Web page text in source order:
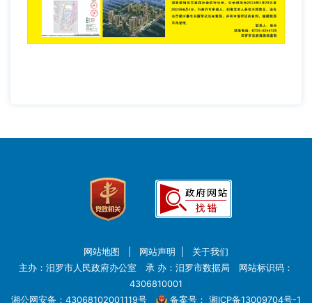
网站地图 网站声明
关于我们
主办：汨罗市人民政府办公室 承 办：汨罗市数据局 网站标识码：
4306810001
湘公网安备：43068102001119号
备案号： 湘ICP备13009704号-1